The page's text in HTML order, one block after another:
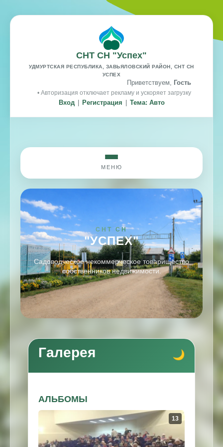
СНТ СН "Успех"
УДМУРТСКАЯ РЕСПУБЛИКА, ЗАВЬЯЛОВСКИЙ РАЙОН, СНТ СН
УСПЕХ
Приветствуем, Гость
• Авторизация отключает рекламу и ускоряет загрузку
Вход Регистрация Тема: Авто
МЕНЮ
СНТ СН
"УСПЕХ"
Садоводческое некоммерческое товарищество
собственников недвижимости.
Галерея
АЛЬБОМЫ
13